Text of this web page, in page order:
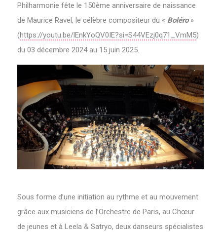
Philharmonie fête le 150ème anniversaire de naissance
de Maurice Ravel, le célèbre compositeur du « Boléro»
(https://youtu.be/lEnkYoQV0IE?si=S44VEzj0q71_VmM5‌)
du 03 décembre 2024 au 15 juin 2025.
Sous forme d’une initiation au rythme et au mouvement
grâce aux musiciens de l’Orchestre de Paris, au Chœur
de jeunes et à Leela & Satryo, deux danseurs spécialistes